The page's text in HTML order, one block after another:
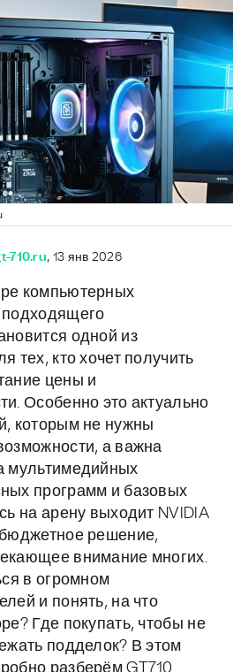
710.ru, 13 янв 2026
компьютерных
одной из
тех, кто хочет получить
цены и
Особенно это актуально
которым не нужны
а важна
мультимедийных
программ и базовых
на арену выходит NVIDIA
решение,
внимание многих.
в огромном
и понять, на что
Где покупать, чтобы не
подделок? В этом
разберём GT710